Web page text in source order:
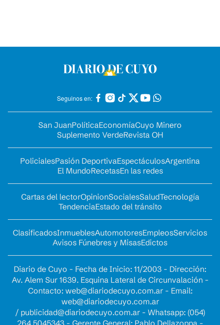
Seguinos en:
San JuanPolíticaEconomíaCuyo Minero
Suplemento VerdeRevista OH
PolicialesPasión DeportivaEspectáculosArgentina
El MundoRecetasEn las redes
Cartas del lectorOpinionSocialesSaludTecnología
TendenciaEstado del tránsito
ClasificadosInmueblesAutomotoresEmpleosServicios
Avisos Fúnebres y MisasEdictos
Diario de Cuyo - Fecha de Inicio: 11/2003 - Dirección:
Av. Alem Sur 1639. Esquina Lateral de Circunvalación -
Contacto: web@diariodecuyo.com.ar- Email:
web@diariodecuyo.com.ar
/ publicidad@diariodecuyo.com.ar- Whatsapp: (054)